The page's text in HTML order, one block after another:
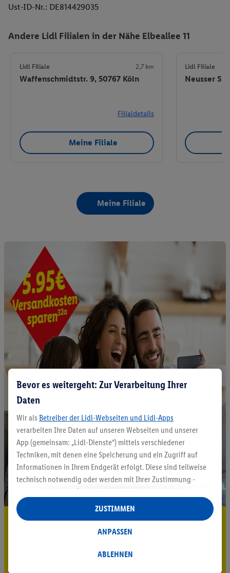
Ust-ID-Nr.: DE814429035
Andere Lidl Filialen in der Nähe Elbeallee 11
Lidl Filiale 2,7 km
Waffenschmidtstr. 9, 50767 Köln
Filialdetails
Meine Filiale
Lidl Filiale
Neusser
Meine Filiale
5.95 € Versand sparen³²ᵃ
Bevor es weitergeht: Zur Verarbeitung Ihrer
Daten
Wir als Betreiber der Lidl-Webseiten und Lidl-Apps
verarbeiten Ihre Daten auf unseren Webseiten und unserer
App (gemeinsam: „Lidl-Dienste“) mittels verschiedener
Techniken, mit denen eine Speicherung und ein Zugriff auf
Informationen in Ihrem Endgerät erfolgt. Diese sind teilweise
technisch notwendig oder werden mit Ihrer Zustimmung -
auch durch Partner (u.a.
Verantwortliche; im Zusammenhang mit dem IAB TCF
insgesamt
Statistik-Erstellung oder für personalisierte Werbung
Datenverarbeitungen für personalisierte Werbung werden
ABLEHNEN
ANPASSEN
ZUSTIMMEN